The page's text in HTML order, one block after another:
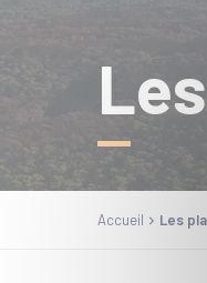
Accueil Les